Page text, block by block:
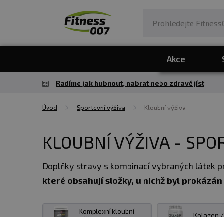
Akce
Radíme jak hubnout, nabrat nebo zdravě jíst
Úvod Sportovní výživa Kloubní výživa
KLOUBNÍ VÝŽIVA -
Doplňky stravy s kombinací vybraných látek
které obsahují složky, u nichž byl
Komplexní kloubní
Kolagen